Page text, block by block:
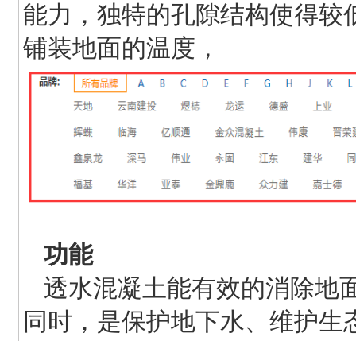
能力，独特的孔隙结构使得
铺装地面的温度，
功能
透水混凝土能有效的消除地
同时，是保护地下水、维护